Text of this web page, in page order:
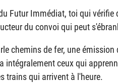
Futur Immédiat, toi qui
du convoi qui peut
chemins de fer, une
intégralement ceux qui
trains qui arrivent à l'heure.